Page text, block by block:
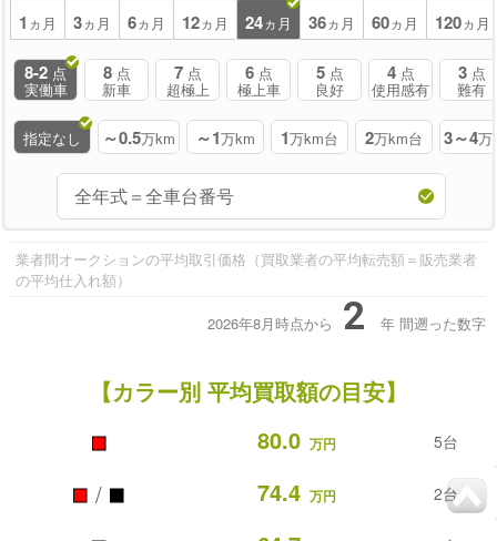
1 ヵ月 3ヵ月 6ヵ月 12ヵ月 24ヵ月 36ヵ月 60ヵ月 120ヵ月
8-2 点
実働車
8 点
新車
7 点
超極上
6 点
極上車
5 点
良好
4 点
使用感有
3 点
難有
指定なし ～0.5万km ～1万km 1万km台 2万km台 3～4万
業者間オークションの平均取引価格（買取業者の平均転売額＝販売業者
の平均仕入れ額）
2026年8月時点から 2 年 間遡った数字
【カラー別 平均買取額の目安】
■ 80.0 万円 5台
■ / ■ 74.4 万円 2台